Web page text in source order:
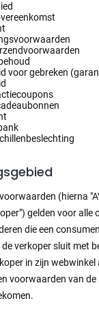
voor gebreken
(hierna
gelden voor alle
die een
de verkoper sluit met
in zijn
voorwaarden van